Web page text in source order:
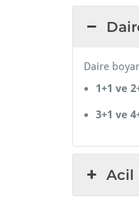
Daire
1+1 ve
3+1 ve
Acil